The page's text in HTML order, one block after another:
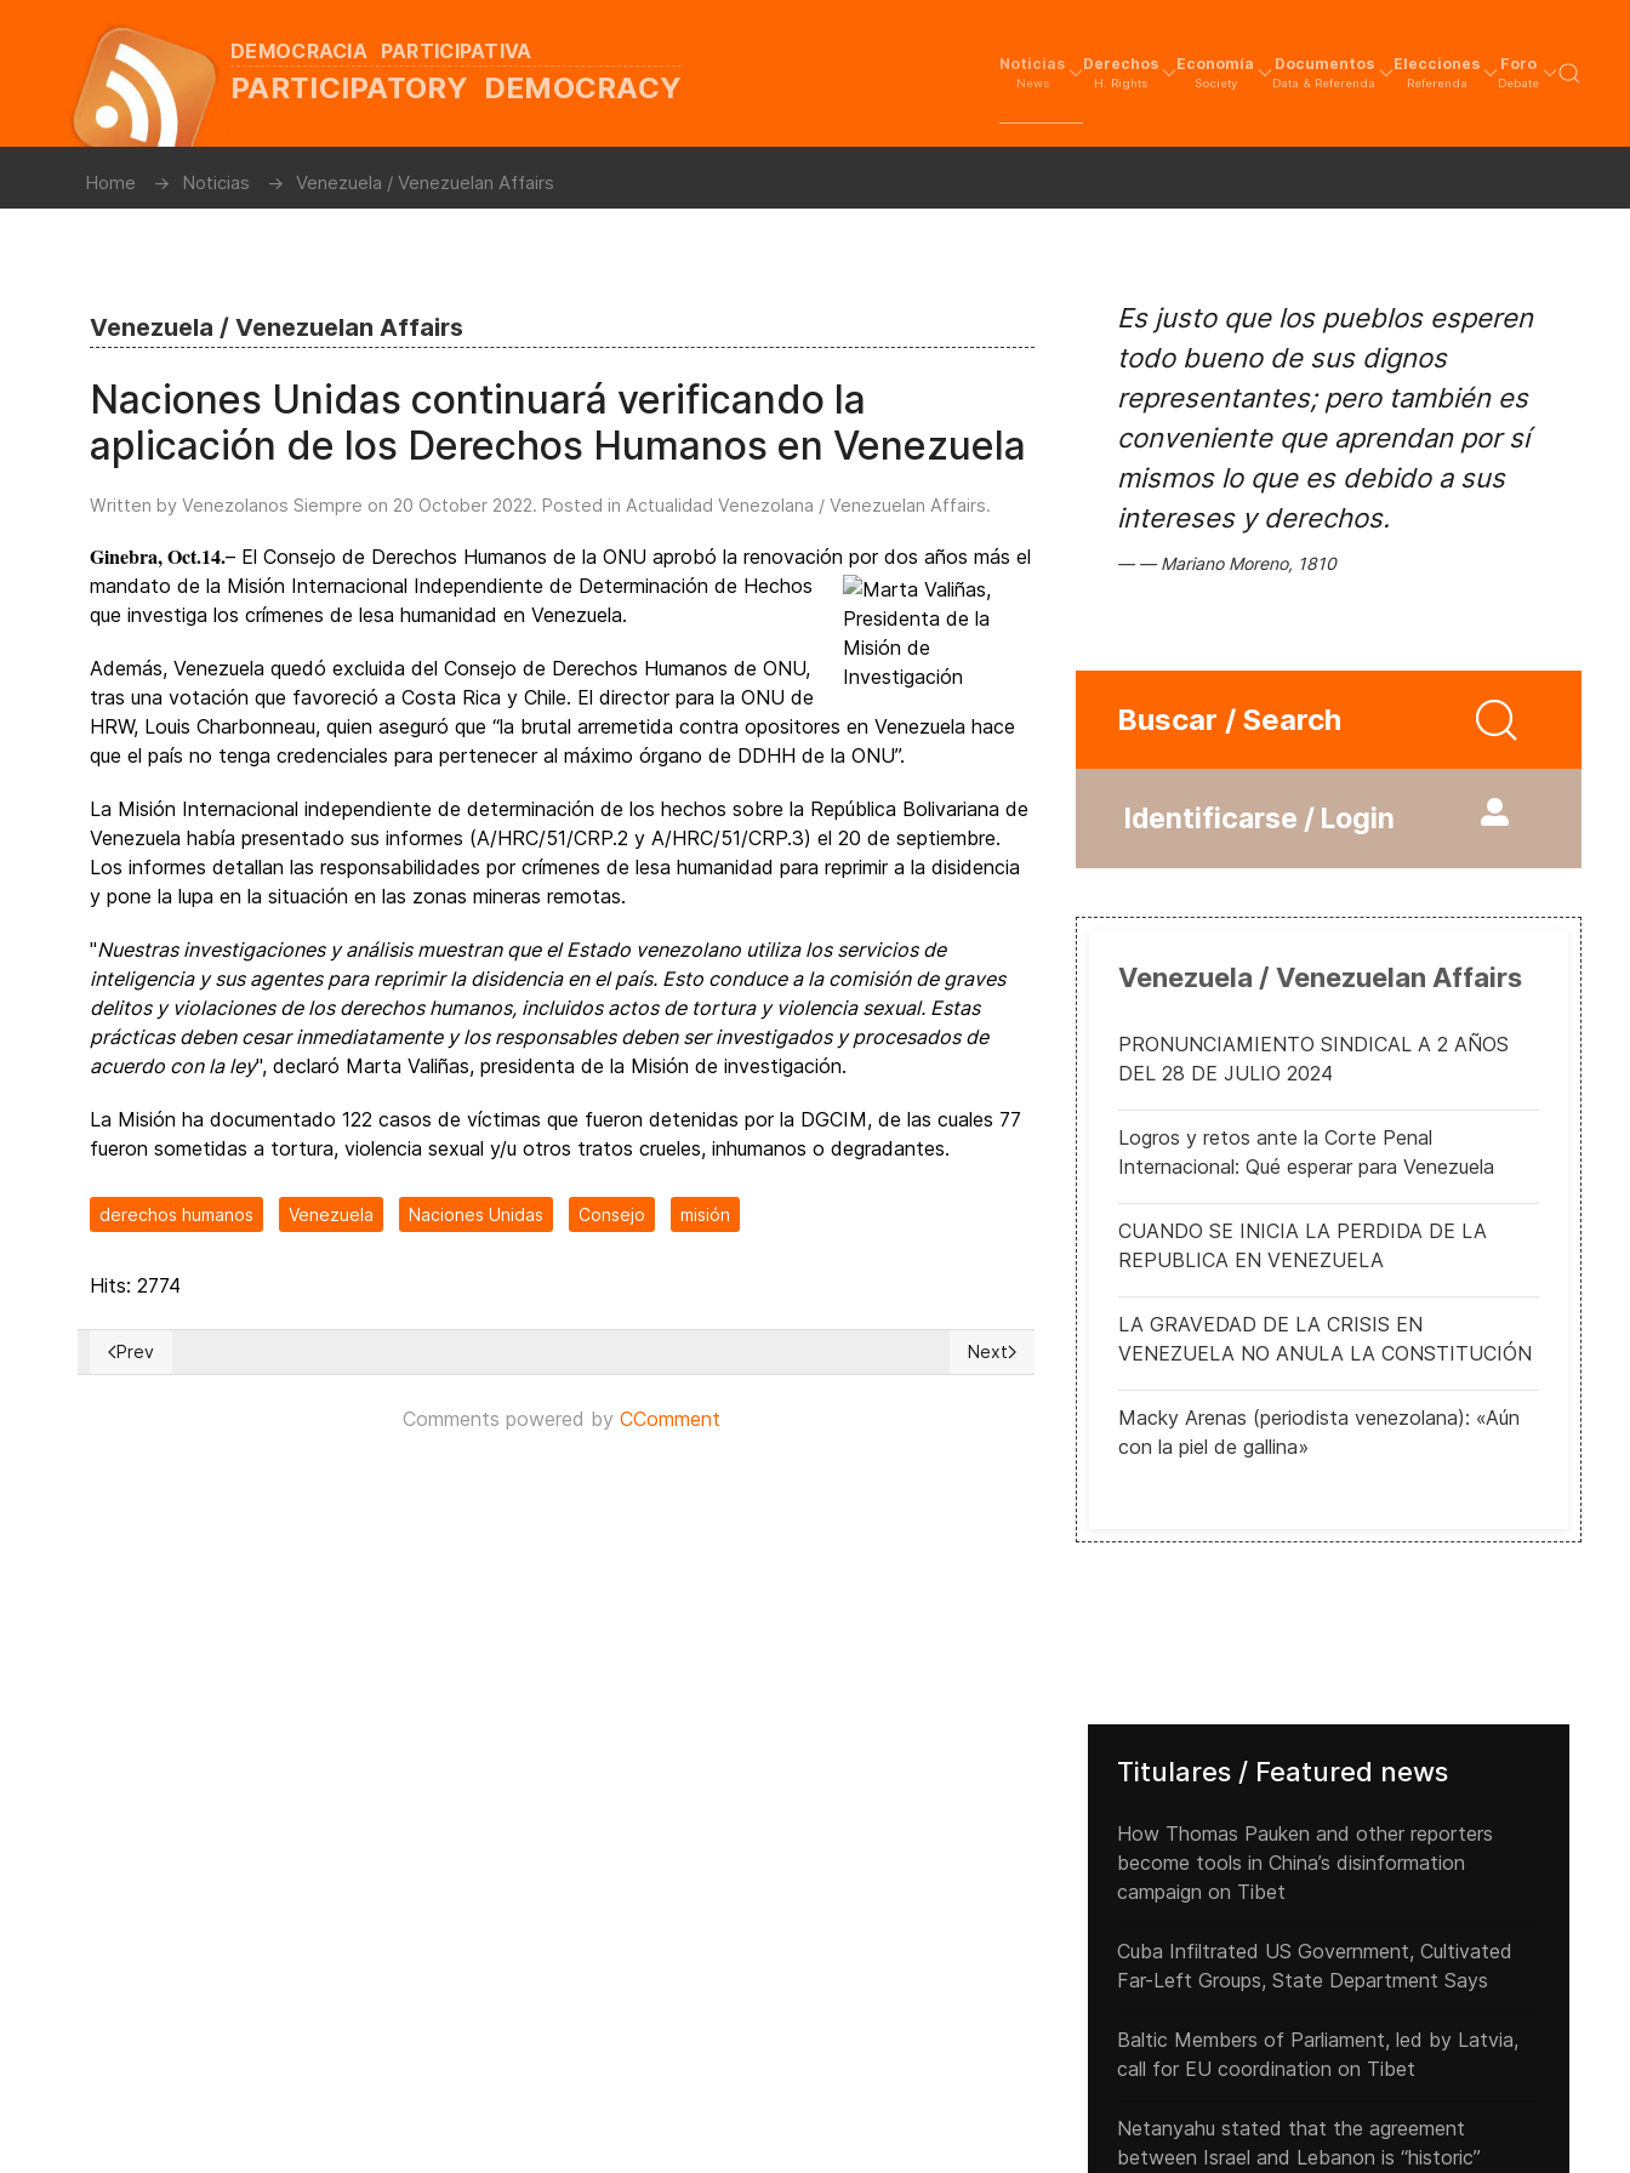
DEMOCRACIA PARTICIPATIVA
PARTICIPATORY DEMOCRACY
Noticias
News
Derechos
H. Rights
Economía
Society
Documentos
Data & Referenda
Elecciones
Referenda
Foro
Debate
Home Noticias Venezuela / Venezuelan Affairs
Venezuela / Venezuelan Affairs
Naciones Unidas continuará verificando la
aplicación de los Derechos Humanos en Venezuela
Written by Venezolanos Siempre on 20 October 2022. Posted in Actualidad Venezolana / Venezuelan Affairs.
Ginebra, Oct.14.– El Consejo de Derechos Humanos de la ONU aprobó la renovación por dos años más el
mandato de la Misión Internacional Independiente de Determinación de Hechos
que investiga los crímenes de lesa humanidad en Venezuela.
Además, Venezuela quedó excluida del Consejo de Derechos Humanos de ONU,
tras una votación que favoreció a Costa Rica y Chile. El director para la ONU de
HRW, Louis Charbonneau, quien aseguró que “la brutal arremetida contra opositores en Venezuela hace
que el país no tenga credenciales para pertenecer al máximo órgano de DDHH de la ONU”.
La Misión Internacional independiente de determinación de los hechos sobre la República Bolivariana de
Venezuela había presentado sus informes (A/HRC/51/CRP.2 y A/HRC/51/CRP.3) el 20 de septiembre.
Los informes detallan las responsabilidades por crímenes de lesa humanidad para reprimir a la disidencia
y pone la lupa en la situación en las zonas mineras remotas.
"Nuestras investigaciones y análisis muestran que el Estado venezolano utiliza los servicios de
inteligencia y sus agentes para reprimir la disidencia en el país. Esto conduce a la comisión de graves
delitos y violaciones de los derechos humanos, incluidos actos de tortura y violencia sexual. Estas
prácticas deben cesar inmediatamente y los responsables deben ser investigados y procesados de
acuerdo con la ley", declaró Marta Valiñas, presidenta de la Misión de investigación.
La Misión ha documentado 122 casos de víctimas que fueron detenidas por la DGCIM, de las cuales 77
fueron sometidas a tortura, violencia sexual y/u otros tratos crueles, inhumanos o degradantes.
derechos humanos Venezuela Naciones Unidas Consejo misión
Hits: 2774
Previous article: La visita del alto comisionado de la ONU para los DD HH a Venezuela
Prev Next article: Humberto Calderón Berti reflexiona sobre la reconstrucción de
Next
Comments powered byCComment
Es justo que los pueblos esperen
todo bueno de sus dignos
representantes; pero también es
conveniente que aprendan por sí
mismos lo que es debido a sus
intereses y derechos.
Mariano Moreno, 1810
Buscar / Search
Identificarse / Login
Venezuela / Venezuelan Affairs
PRONUNCIAMIENTO SINDICAL A 2 AÑOS
DEL 28 DE JULIO 2024
Logros y retos ante la Corte Penal
Internacional: Qué esperar para Venezuela
CUANDO SE INICIA LA PERDIDA DE LA
REPUBLICA EN VENEZUELA
LA GRAVEDAD DE LA CRISIS EN
VENEZUELA NO ANULA LA CONSTITUCIÓN
Macky Arenas (periodista venezolana): «Aún
con la piel de gallina»
Titulares / Featured news
How Thomas Pauken and other reporters
become tools in China’s disinformation
campaign on Tibet
Cuba Infiltrated US Government, Cultivated
Far-Left Groups, State Department Says
Baltic Members of Parliament, led by Latvia,
call for EU coordination on Tibet
Netanyahu stated that the agreement
between Israel and Lebanon is “historic”